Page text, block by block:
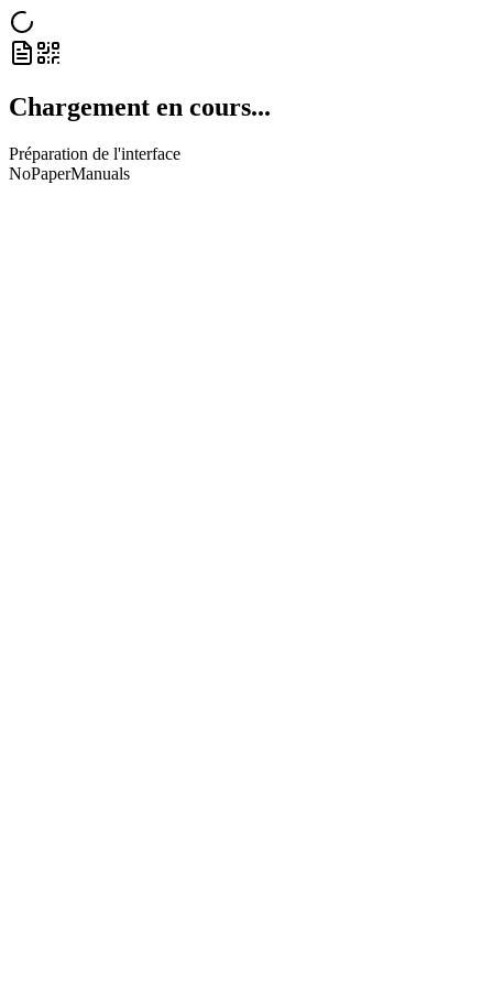
Chargement en cours...
Préparation de l'interface
NoPaperManuals